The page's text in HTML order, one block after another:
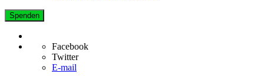
Spenden
Facebook
Twitter
E-mail